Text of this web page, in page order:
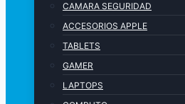
CAMARA SEGURIDAD
ACCESORIOS APPLE
TABLETS
GAMER
LAPTOPS